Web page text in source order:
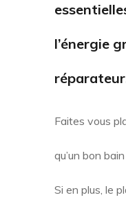
l’énergie
Faites vous
qu’un bon
Si en plus, le